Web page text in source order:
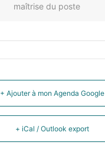
maîtrise du poste
+ Ajouter à mon Agenda Google
+ iCal / Outlook export